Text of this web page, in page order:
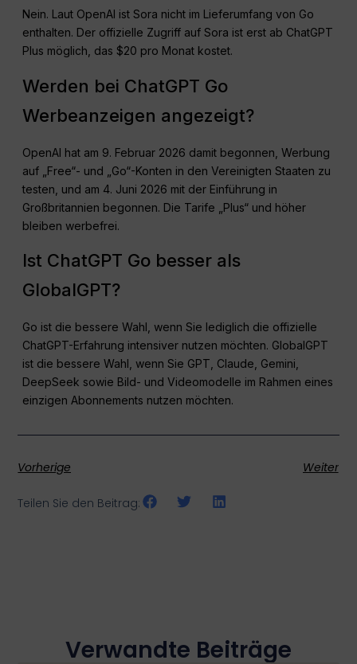
Nein. Laut OpenAI ist Sora nicht im Lieferumfang von Go
enthalten. Der offizielle Zugriff auf Sora ist erst ab ChatGPT
Plus möglich, das $20 pro Monat kostet.
Werden bei ChatGPT Go
Werbeanzeigen angezeigt?
OpenAI hat am 9. Februar 2026 damit begonnen, Werbung
auf „Free“- und „Go“-Konten in den Vereinigten Staaten zu
testen, und am 4. Juni 2026 mit der Einführung in
Großbritannien begonnen. Die Tarife „Plus“ und höher
bleiben werbefrei.
Ist ChatGPT Go besser als
GlobalGPT?
Go ist die bessere Wahl, wenn Sie lediglich die offizielle
ChatGPT-Erfahrung intensiver nutzen möchten. GlobalGPT
ist die bessere Wahl, wenn Sie GPT, Claude, Gemini,
DeepSeek sowie Bild- und Videomodelle im Rahmen eines
einzigen Abonnements nutzen möchten.
Vorherige Weiter
Teilen Sie den Beitrag:
Verwandte Beiträge